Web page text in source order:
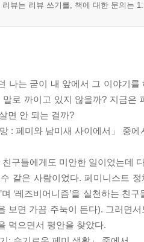
리뷰는 리뷰 쓰기를, 책에 대한 문의는
나는 굳이 내 앞에서 그 이야기
말로 까이고 있지 않을까? 지금은
면 안 되는 걸까?
: 페미와 남미새 사이에서」 중에
구들에게도 미안한 일이었는데
같은 사람이었다. 페미니스트
며 ‘레즈비어니즘’을 실천하는 친
보면 가끔 주눅이 든다). 그러면
먹으면서 평안을 찾았다.